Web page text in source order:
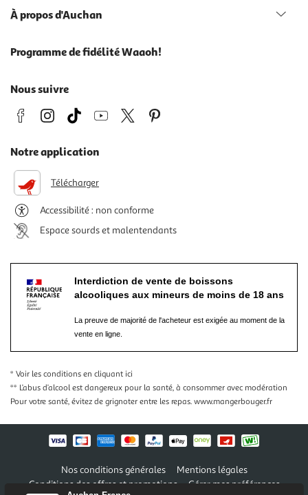
À propos d'Auchan
Programme de fidélité Waaoh!
Nous suivre
Notre application
Télécharger
Accessibilité : non conforme
Espace sourds et malentendants
Interdiction de vente de boissons
alcooliques aux mineurs de moins de 18 ans
La preuve de majorité de l'acheteur est exigée au moment de la
vente en ligne.
* Voir les conditions en cliquant ici
** L’abus d’alcool est dangereux pour la santé, à consommer avec modération
Pour votre santé, évitez de grignoter entre les repas. www.mangerbouger.fr
Nos conditions générales
Mentions légales
Conditions des offres et promotions
Gérer mes préférences